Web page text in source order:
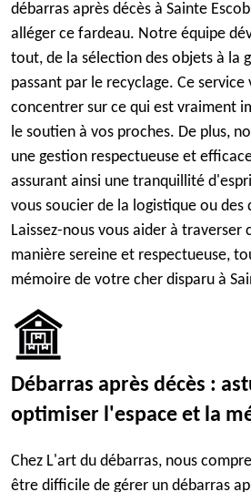
débarras après décès à Sainte
alléger ce fardeau. Notre équipe
tout, de la sélection des objets à la
passant par le recyclage. Ce
concentrer sur ce qui est vraiment
le soutien à vos proches. De plus,
une gestion respectueuse et
assurant ainsi une tranquillité
vous soucier de la logistique ou des
Laissez-nous vous aider à
manière sereine et respectueuse,
mémoire de votre cher disparu à
Débarras après décès :
optimiser l'espace et la
Chez L'art du débarras, nous
être difficile de gérer un débarras